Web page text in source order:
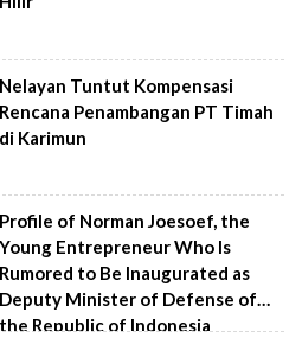
Nelayan Tuntut Kompensasi
Rencana Penambangan PT Timah
di Karimun
Profile of Norman Joesoef, the
Young Entrepreneur Who Is
Rumored to Be Inaugurated as
Deputy Minister of Defense of
the Republic of Indonesia